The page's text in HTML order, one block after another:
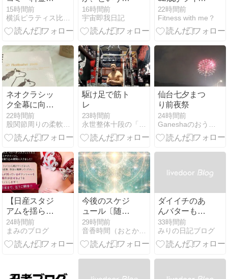
整体×マシン
ピラティスの
魅力を解説
15時間前
とを見つめる
16時間前
宇宙即我日記
ップウーマン
でダイエット
＆ボディメイ
22時間前
Fitness with me？
ネオクラシッ
ク全幕に向け
てオーディシ
ョン開始！
22時間前
駆け足で筋ト
レ
23時間前
仙台七夕まつ
り前夜祭
24時間前
【日産スタジ
アムを揺ら
す！？ジャス
ミナクイーン
踊り込みスタ
24時間前
まみのブログ
今後のスケジ
ュール〔随時
更新〕
29時間前
音香時間（おとかじかん）＊音ともに光をひろげるために
ダイイチのあ
んバターもな
かを食べた
33時間前
みりの日記ブログ